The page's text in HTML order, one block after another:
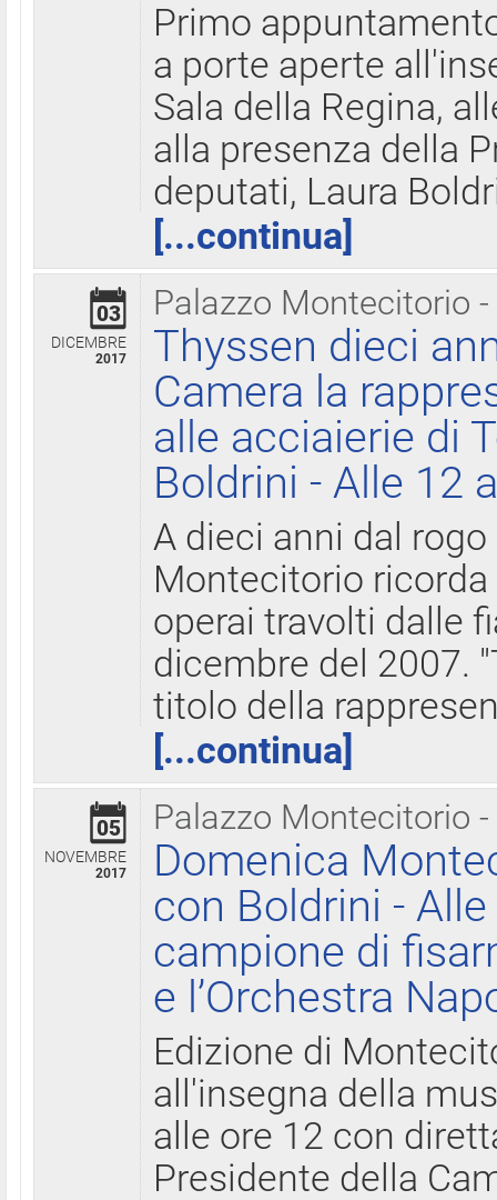
Primo
a porte aperte
Sala della Regina,
alla presenza della
deputati, Laura
[...continua]
Palazzo Montecitorio
03
DICEMBRE
2017
Thyssen dieci
Camera la
alle acciaierie di
Boldrini - Alle 12
A dieci anni dal
Montecitorio
operai travolti dalle
dicembre del 2007.
titolo della
[...continua]
Palazzo Montecitorio
05
NOVEMBRE
2017
Domenica
con Boldrini -
campione di
e l’Orchestra
Edizione di
all'insegna della
alle ore 12 con
Presidente della